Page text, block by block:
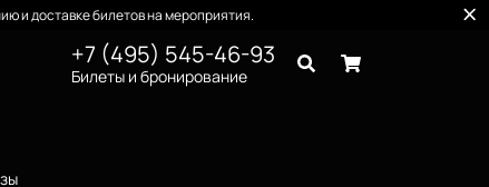
и доставке билетов на мероприятия.
+7 (495) 545-46-93
Билеты и бронирование